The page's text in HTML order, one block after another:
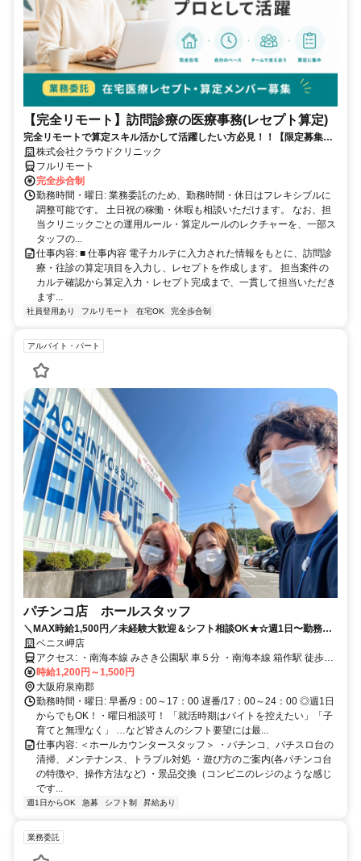
【完全リモート】訪問診療の医療事務(レセプト算定)
完全リモートで算定スキル活かして活躍したい方必見！！【限定募集】
完全リモート｜在宅医療レセプト算定（成果報酬型／業務委託）
株式会社クラウドクリニック
フルリモート
完全歩合制
勤務時間・曜日: 業務委託のため、勤務時間・休日はフレキシブルに
調整可能です。 土日祝の稼働・休暇も相談いただけます。 なお、担
当クリニックごとの運用ルール・算定ルールのレクチャーを、一部ス
タッフの...
仕事内容: ■ 仕事内容 電子カルテに入力された情報をもとに、訪問診
療・往診の算定項目を入力し、レセプトを作成します。 担当案件の
カルテ確認から算定入力・レセプト完成まで、一貫して担当いただき
ます...
社員登用あり フルリモート 在宅OK 完全歩合制
アルバイト・パート
パチンコ店 ホールスタッフ
＼MAX時給1,500円／未経験大歓迎＆シフト相談OK★☆週1日〜勤務可
能！ベニス岬店
アクセス: ・南海本線 みさき公園駅 車５分 ・南海本線 箱作駅 徒歩７
時給1,200円～1,500円
大阪府泉南郡
勤務時間・曜日: 早番/9：00～17：00 遅番/17：00～24：00 ◎週1日
からでもOK！・曜日相談可！ 「就活時期はバイトを控えたい」「子
育てと無理なく」 …など皆さんのシフト要望には最...
仕事内容: ＜ホールカウンタースタッフ＞ ・パチンコ、パチスロ台の
清掃、メンテナンス、トラブル対処 ・遊び方のご案内(各パチンコ台
の特徴や、操作方法など) ・景品交換（コンビニのレジのような感じ
です...
週1日からOK 急募 シフト制 昇給あり
業務委託